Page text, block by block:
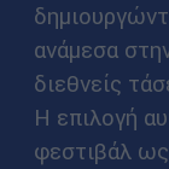
ανάμεσα
διεθνείς
Η επιλογή
φεστιβάλ